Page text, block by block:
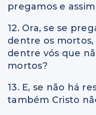
pregamos e
12. Ora, se se
dentre os
dentre vós que
mortos?
13. E, se não há
também Cristo